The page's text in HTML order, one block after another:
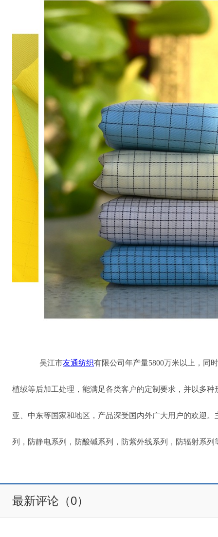
吴江市友通纺织有限公司年产量5800万米以上，同
植绒等后加工处理，能满足各类客户的定制要求，并以多
亚、中东等国家和地区，产品深受国内外广大用户的欢迎
列，防静电系列，防酸碱系列，防紫外线系列，防辐射系列
最新评论（0）